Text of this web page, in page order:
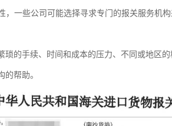
，一些公司可能选择寻求专门的报关服务机
的手续、时间和成本的压力、不同或地区
帮助。